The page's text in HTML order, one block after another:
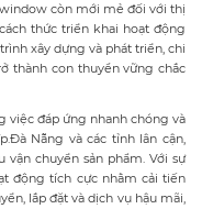
còn mới mẻ đối với thị
thức triển khai hoạt động
xây dựng và phát triển, chi
thành con thuyền vững chắc
việc đáp ứng nhanh chóng và
Nẵng và các tỉnh lân cận,
chuyển sản phẩm. Với sự
động tích cực nhằm cải tiến
lắp đặt và dịch vụ hậu mãi,